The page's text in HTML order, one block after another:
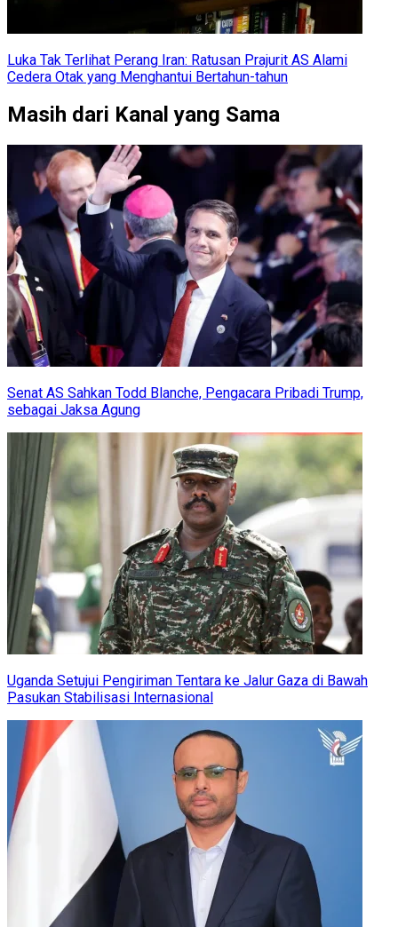
Luka Tak Terlihat Perang Iran: Ratusan Prajurit AS Alami
Cedera Otak yang Menghantui Bertahun-tahun
Masih dari Kanal yang Sama
Senat AS Sahkan Todd Blanche, Pengacara Pribadi Trump,
sebagai Jaksa Agung
Uganda Setujui Pengiriman Tentara ke Jalur Gaza di Bawah
Pasukan Stabilisasi Internasional